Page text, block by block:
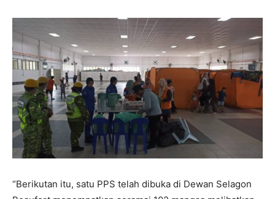
“Berikutan itu, satu PPS telah dibuka di Dewan Selagon